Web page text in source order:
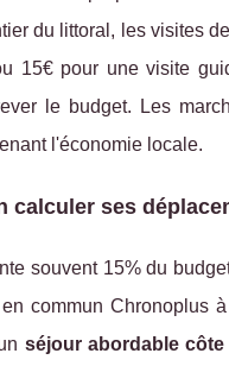
du littoral, les visites
15€ pour une visite
le budget. Les
l'économie locale.
calculer ses
souvent 15% du
commun Chronoplus
séjour abordable côte